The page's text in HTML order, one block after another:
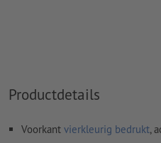
Productdetails
Voorkant vierkleurig bedrukt,